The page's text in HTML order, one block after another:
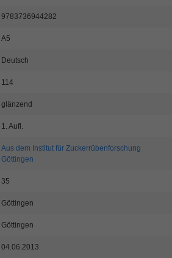
9783736944282
A5
Deutsch
114
glänzend
1. Aufl.
Aus dem Institut für Zuckerrübenforschung
Göttingen
35
Göttingen
Göttingen
04.06.2013